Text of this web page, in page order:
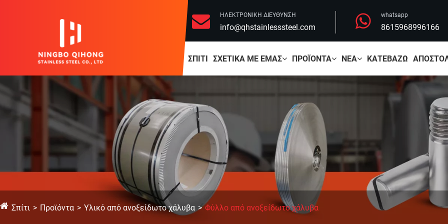
ΗΛΕΚΤΡΟΝΙΚΗ ΔΙΕΥΘΥΝΣΗ
info@qhstainlesssteel.com
whatsapp
8615968996166
ΣΠΊΤΙ ΣΧΕΤΙΚΆ ΜΕ ΕΜΆΣ ΠΡΟΪΌΝΤΑ ΝΈΑ ΚΑΤΕΒΆΖΩ
Σπίτι Προϊόντα Υλικό από ανοξείδωτο χάλυβα Φύλλο από ανοξείδωτο χάλυβα